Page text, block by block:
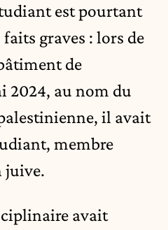
est pourtant
graves : lors de
de
2024, au nom du
il avait
membre
juive.
avait